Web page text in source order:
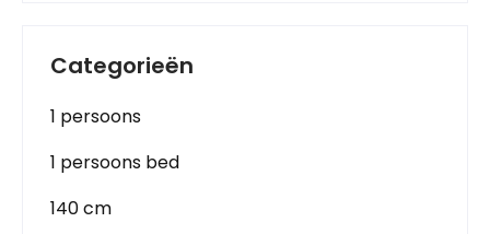
Categorieën
1 persoons
1 persoons bed
140 cm